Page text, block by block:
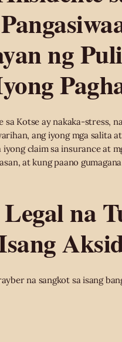
ng
sa Kotse ay nakaka-stress,
ang iyong mga salita
claim sa insurance at
at kung paano
na
na sangkot sa isang